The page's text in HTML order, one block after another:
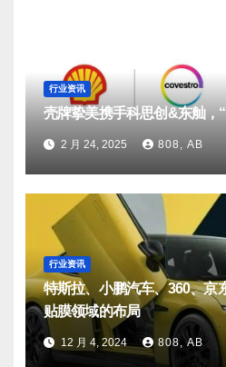
行业资讯
壳牌挚美携手科思创&东舢，“
2 月 24, 2025 808, AB
行业资讯
特斯拉、小鹏汽车、360、京
贴膜领域的布局
12 月 4, 2024 808, AB